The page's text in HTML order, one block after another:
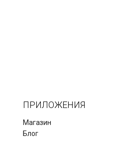
ПРИЛОЖЕНИЯ
Магазин
Блог